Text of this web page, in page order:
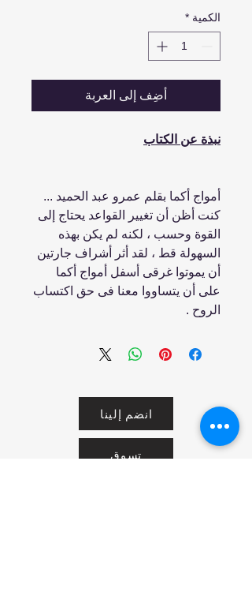
الكمية *
أضِف إلى العربة
نبذة عن الكتاب
أمواج أكما بقلم عمرو عبد الحميد ...
كنت أظن أن تغيير القواعد يحتاج إلى
القوة وحسب ، لكنه لم يكن بهذه
السهولة قط ، لقد أثر أشراف جارتين
أن يموتوا غرقى أسفل أمواج أكما
على أن يتساووا معنا فى حق اكتساب
الروح .
انضم إلينا
تسوق